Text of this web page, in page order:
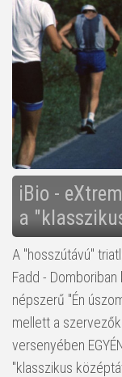
iBio -
a
A "hosszútávú"
Fadd -
népszerű "Én
mellett a
versenyében
"klasszikus